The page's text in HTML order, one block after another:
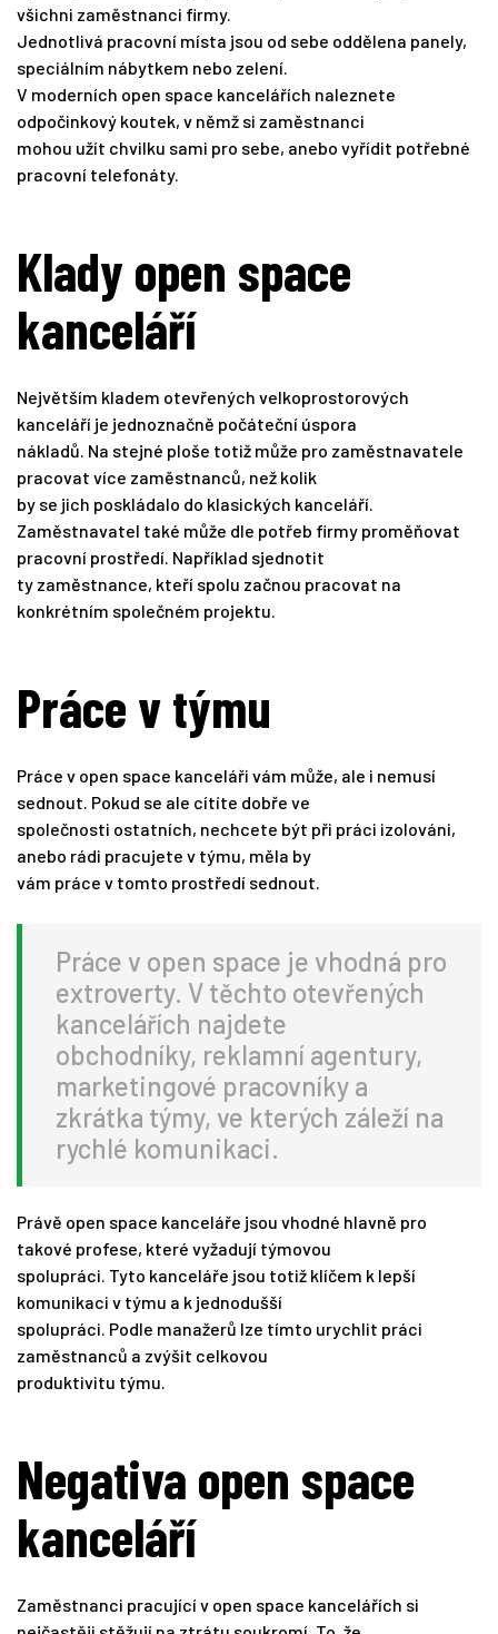
všichni zaměstnanci firmy.
Jednotlivá pracovní místa jsou od sebe oddělena panely,
speciálním nábytkem nebo zelení.
V moderních open space kancelářích naleznete
odpočinkový koutek, v němž si zaměstnanci
mohou užít chvilku sami pro sebe, anebo vyřídit potřebné
pracovní telefonáty.
Klady open space
kanceláří
Největším kladem otevřených velkoprostorových
kanceláří je jednoznačně počáteční úspora
nákladů. Na stejné ploše totiž může pro zaměstnavatele
pracovat více zaměstnanců, než kolik
by se jich poskládalo do klasických kanceláří.
Zaměstnavatel také může dle potřeb firmy proměňovat
pracovní prostředí. Například sjednotit
ty zaměstnance, kteří spolu začnou pracovat na
konkrétním společném projektu.
Práce v týmu
Práce v open space kanceláři vám může, ale i nemusí
sednout. Pokud se ale cítíte dobře ve
společnosti ostatních, nechcete být při práci izolováni,
anebo rádi pracujete v týmu, měla by
vám práce v tomto prostředí sednout.
Práce v open space je vhodná pro
extroverty. V těchto otevřených
kancelářích najdete
obchodníky, reklamní agentury,
marketingové pracovníky a
zkrátka týmy, ve kterých záleží na
rychlé komunikaci.
Právě open space kanceláře jsou vhodné hlavně pro
takové profese, které vyžadují týmovou
spolupráci. Tyto kanceláře jsou totiž klíčem k lepší
komunikaci v týmu a k jednodušší
spolupráci. Podle manažerů lze tímto urychlit práci
zaměstnanců a zvýšit celkovou
produktivitu týmu.
Negativa open space
kanceláří
Zaměstnanci pracující v open space kancelářích si